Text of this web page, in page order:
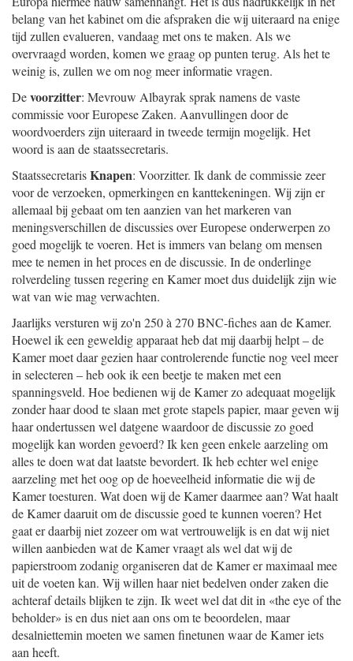
belang van het kabinet om die afspraken die wij uiteraard na enige
tijd zullen evalueren, vandaag met ons te maken. Als we
overvraagd worden, komen we graag op punten terug. Als het te
weinig is, zullen we om nog meer informatie vragen.
Devoorzitter: Mevrouw Albayrak sprak namens de vaste
commissie voor Europese Zaken. Aanvullingen door de
woordvoerders zijn uiteraard in tweede termijn mogelijk. Het
woord is aan de staatssecretaris.
StaatssecretarisKnapen: Voorzitter. Ik dank de commissie zeer
voor de verzoeken, opmerkingen en kanttekeningen. Wij zijn er
allemaal bij gebaat om ten aanzien van het markeren van
meningsverschillen de discussies over Europese onderwerpen zo
goed mogelijk te voeren. Het is immers van belang om mensen
mee te nemen in het proces en de discussie. In de onderlinge
rolverdeling tussen regering en Kamer moet dus duidelijk zijn wie
wat van wie mag verwachten.
Jaarlijks versturen wij zo'n 250 à 270 BNC-fiches aan de Kamer.
Hoewel ik een geweldig apparaat heb dat mij daarbij helpt – de
Kamer moet daar gezien haar controlerende functie nog veel meer
in selecteren – heb ook ik een beetje te maken met een
spanningsveld. Hoe bedienen wij de Kamer zo adequaat mogelijk
zonder haar dood te slaan met grote stapels papier, maar geven wij
haar ondertussen wel datgene waardoor de discussie zo goed
mogelijk kan worden gevoerd? Ik ken geen enkele aarzeling om
alles te doen wat dat laatste bevordert. Ik heb echter wel enige
aarzeling met het oog op de hoeveelheid informatie die wij de
Kamer toesturen. Wat doen wij de Kamer daarmee aan? Wat haalt
de Kamer daaruit om de discussie goed te kunnen voeren? Het
gaat er daarbij niet zozeer om wat vertrouwelijk is en dat wij niet
willen aanbieden wat de Kamer vraagt als wel dat wij de
papierstroom zodanig organiseren dat de Kamer er maximaal mee
uit de voeten kan. Wij willen haar niet bedelven onder zaken die
achteraf details blijken te zijn. Ik weet wel dat dit in «the eye of the
beholder» is en dus niet aan ons om te beoordelen, maar
desalniettemin moeten we samen finetunen waar de Kamer iets
aan heeft.